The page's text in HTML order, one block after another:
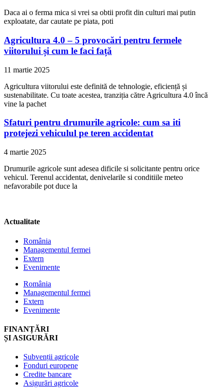
Daca ai o ferma mica si vrei sa obtii profit din culturi mai putin
exploatate, dar cautate pe piata, poti
Agricultura 4.0 – 5 provocări pentru fermele
viitorului și cum le faci față
11 martie 2025
Agricultura viitorului este definită de tehnologie, eficiență și
sustenabilitate. Cu toate acestea, tranziția către Agricultura 4.0 încă
vine la pachet
Sfaturi pentru drumurile agricole: cum sa iti
protejezi vehiculul pe teren accidentat
4 martie 2025
Drumurile agricole sunt adesea dificile si solicitante pentru orice
vehicul. Terenul accidentat, denivelarile si conditiile meteo
nefavorabile pot duce la
Actualitate
România
Managementul fermei
Extern
Evenimente
România
Managementul fermei
Extern
Evenimente
FINANȚĂRI
ȘI ASIGURĂRI
Subvenții agricole
Fonduri europene
Credite bancare
Asigurări agricole